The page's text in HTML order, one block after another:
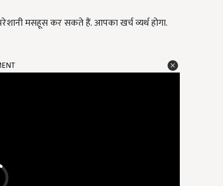
मसहूस कर सकते हैं. आपका खर्च व्यर्थ होगा.